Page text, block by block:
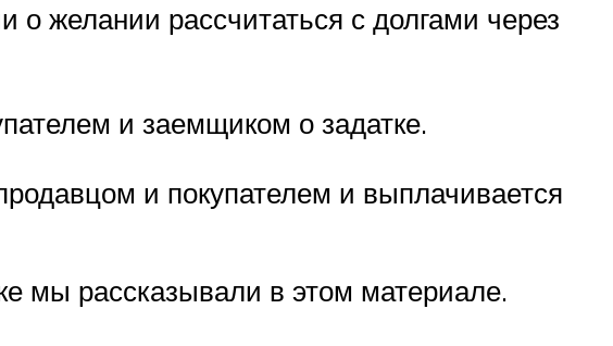
желании рассчитаться с долгами через
и заемщиком о задатке.
и покупателем и выплачивается
мы рассказывали в этом материале.